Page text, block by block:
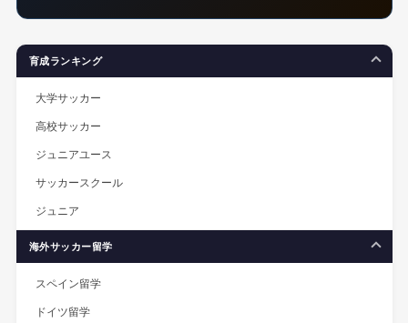
育成ランキング
大学サッカー
高校サッカー
ジュニアユース
サッカースクール
ジュニア
海外サッカー留学
スペイン留学
ドイツ留学